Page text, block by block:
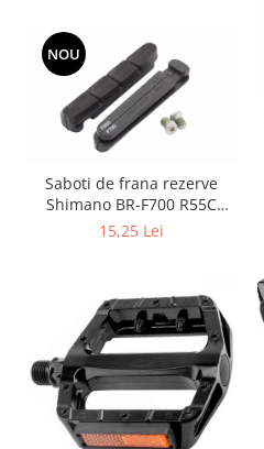
NOU
Saboti de frana rezerve
Shimano BR-F700 R55C
(incl. suruburi de fixare 1
15,25 Lei